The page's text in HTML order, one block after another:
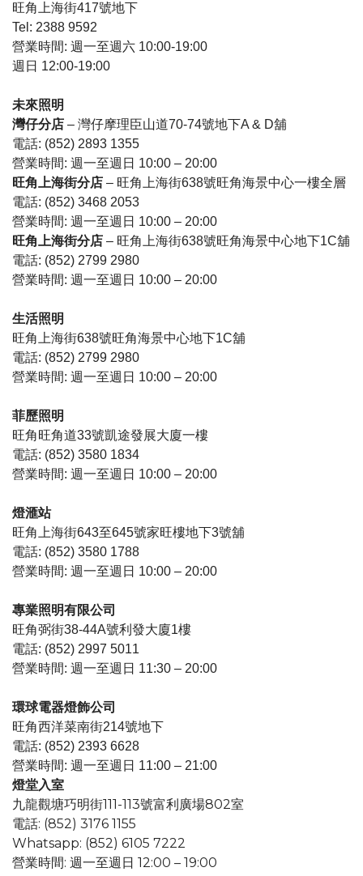
旺角上海街417號地下
Tel: 2388 9592
營業時間: 週一至週六 10:00-19:00
週日 12:00-19:00
未來照明
灣仔分店 – 灣仔摩理臣山道70-74號地下A & D舖
電話: (852) 2893 1355
營業時間: 週一至週日 10:00 – 20:00
旺角上海街分店 – 旺角上海街638號旺角海景中心一樓全層
電話: (852) 3468 2053
營業時間: 週一至週日 10:00 – 20:00
旺角上海街分店 – 旺角上海街638號旺角海景中心地下1C舖
電話: (852) 2799 2980
營業時間: 週一至週日 10:00 – 20:00
生活照明
旺角上海街638號旺角海景中心地下1C舖
電話: (852) 2799 2980
營業時間: 週一至週日 10:00 – 20:00
菲歷照明
旺角旺角道33號凱途發展大廈一樓
電話: (852) 3580 1834
營業時間: 週一至週日 10:00 – 20:00
燈滙站
旺角上海街643至645號家旺樓地下3號舖
電話: (852) 3580 1788
營業時間: 週一至週日 10:00 – 20:00
專業照明有限公司
旺角弼街38-44A號利發大廈1樓
電話: (852) 2997 5011
營業時間: 週一至週日 11:30 – 20:00
環球電器燈飾公司
旺角西洋菜南街214號地下
電話: (852) 2393 6628
營業時間: 週一至週日 11:00 – 21:00
燈堂入室
九龍觀塘巧明街111-113號富利廣場802室
電話: (852) 3176 1155
Whatsapp: (852) 6105 7222
營業時間: 週一至週日 12:00 – 19:00